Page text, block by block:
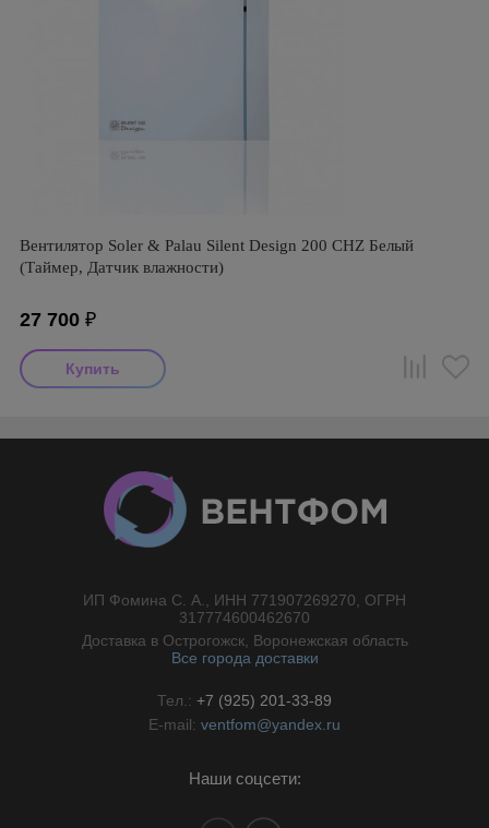
Вентилятор Soler & Palau Silent Design 200 CHZ Белый
(Таймер, Датчик влажности)
27 700 ₽
ИП Фомина С. А., ИНН 771907269270, ОГРН
317774600462670
Доставка в Острогожск, Воронежская область
Все города доставки
Тел.: +7 (925) 201-33-89
E-mail: ventfom@yandex.ru
Наши соцсети: